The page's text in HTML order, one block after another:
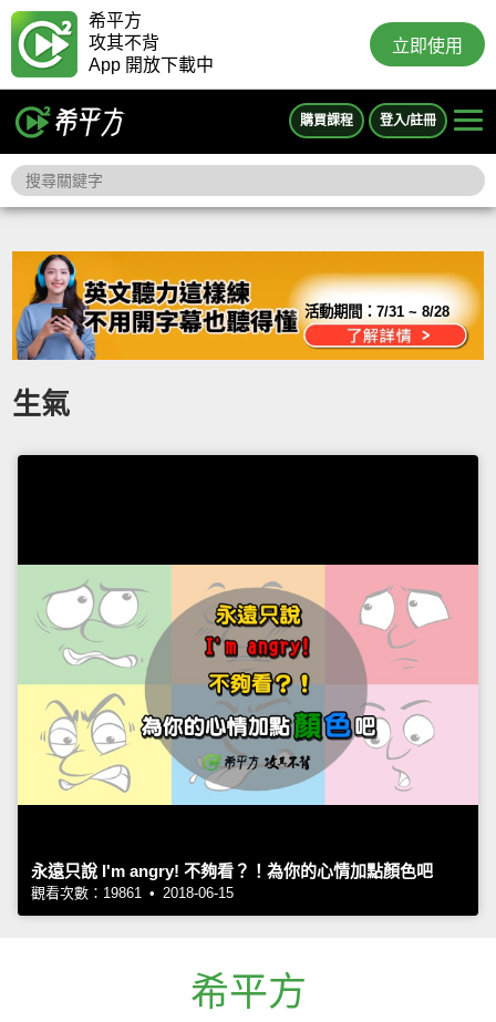
希平方
攻其不背
App 開放下載中
立即使用
購買課程 登入/註冊
活動期間：7/31 ~ 8/28
生氣
永遠只說 I'm angry! 不夠看？！為你的心情加點顏色吧
觀看次數：19861 • 2018-06-15
希平方